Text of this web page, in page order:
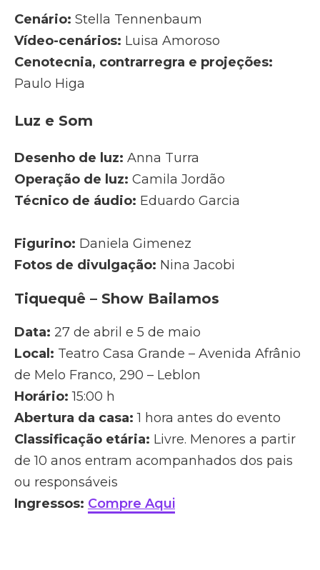
Cenário: Stella Tennenbaum
Vídeo-cenários: Luisa Amoroso
Cenotecnia, contrarregra e projeções:
Paulo Higa
Luz e Som
Desenho de luz: Anna Turra
Operação de luz: Camila Jordão
Técnico de áudio: Eduardo Garcia
Figurino: Daniela Gimenez
Fotos de divulgação: Nina Jacobi
Tiquequê – Show Bailamos
Data: 27 de abril e 5 de maio
Local: Teatro Casa Grande – Avenida Afrânio
de Melo Franco, 290 – Leblon
Horário: 15:00 h
Abertura da casa: 1 hora antes do evento
Classificação etária: Livre. Menores a partir
de 10 anos entram acompanhados dos pais
ou responsáveis
Ingressos: Compre Aqui